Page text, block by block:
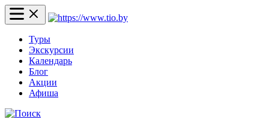
Туры
Экскурсии
Календарь
Блог
Акции
Афиша